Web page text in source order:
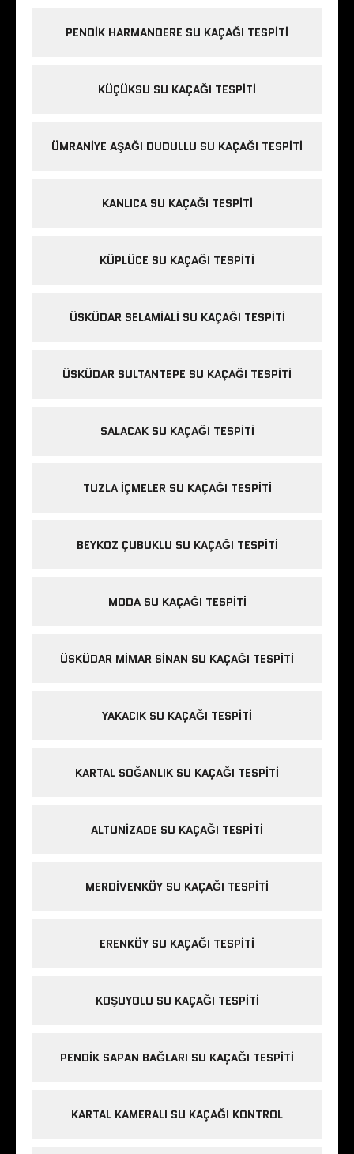
PENDIK HARMANDERE SU KAÇAĞI TESPITI
KÜÇÜKSU SU KAÇAĞI TESPITI
ÜMRANIYE AŞAĞI DUDULLU SU KAÇAĞI TESPITI
KANLICA SU KAÇAĞI TESPITI
KÜPLÜCE SU KAÇAĞI TESPITI
ÜSKÜDAR SELAMIALI SU KAÇAĞI TESPITI
ÜSKÜDAR SULTANTEPE SU KAÇAĞI TESPITI
SALACAK SU KAÇAĞI TESPITI
TUZLA IÇMELER SU KAÇAĞI TESPITI
BEYKOZ ÇUBUKLU SU KAÇAĞI TESPITI
MODA SU KAÇAĞI TESPITI
ÜSKÜDAR MIMAR SINAN SU KAÇAĞI TESPITI
YAKACIK SU KAÇAĞI TESPITI
KARTAL SOĞANLIK SU KAÇAĞI TESPITI
ALTUNIZADE SU KAÇAĞI TESPITI
MERDIVENKÖY SU KAÇAĞI TESPITI
ERENKÖY SU KAÇAĞI TESPITI
KOŞUYOLU SU KAÇAĞI TESPITI
PENDIK SAPAN BAĞLARI SU KAÇAĞI TESPITI
KARTAL KAMERALI SU KAÇAĞI KONTROL